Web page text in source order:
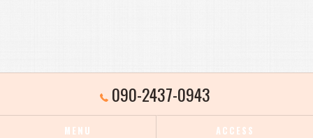
090-2437-0943
MENU ACCESS